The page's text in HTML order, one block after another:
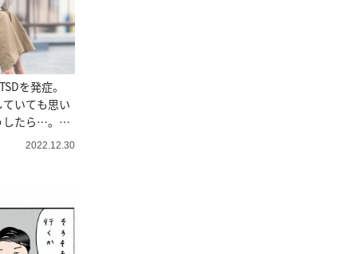
を発症。
いても思い
したら…。＜
2022.12.30